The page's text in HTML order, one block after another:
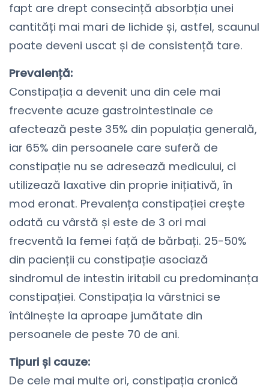
fapt are drept consecință absorbția unei
cantități mai mari de lichide și, astfel, scaunul
poate deveni uscat și de consistență tare.
Prevalență:
Constipația a devenit una din cele mai
frecvente acuze gastrointestinale ce
afectează peste 35% din populația generală,
iar 65% din persoanele care suferă de
constipație nu se adresează medicului, ci
utilizează laxative din proprie inițiativă, în
mod eronat. Prevalența constipației crește
odată cu vârstă și este de 3 ori mai
frecventă la femei față de bărbați. 25-50%
din pacienții cu constipație asociază
sindromul de intestin iritabil cu predominanța
constipației. Constipația la vârstnici se
întâlnește la aproape jumătate din
persoanele de peste 70 de ani.
Tipuri și cauze:
De cele mai multe ori, constipația cronică